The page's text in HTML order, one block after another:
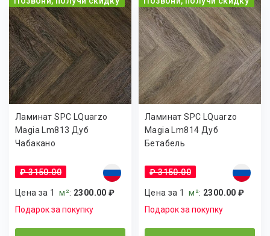
Ламинат SPC LQuarzo
Magia Lm813 Дуб
Чабакано
₽ 3150.00
Цена за 1м²: 2300.00 ₽
Подарок за покупку
Ламинат SPC LQuarzo
Magia Lm814 Дуб
Бетабель
₽ 3150.00
Цена за 1м²: 2300.00 ₽
Подарок за покупку